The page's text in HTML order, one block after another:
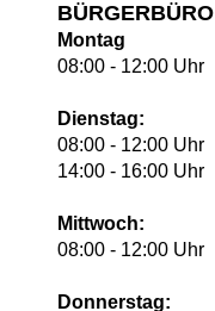
BÜRGERBÜRO
Montag
08:00 - 12:00 Uhr
Dienstag:
08:00 - 12:00 Uhr
14:00 - 16:00 Uhr
Mittwoch:
08:00 - 12:00 Uhr
Donnerstag: